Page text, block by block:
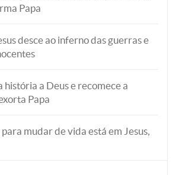
Papa
desce ao inferno das guerras e
história a Deus e recomece a
Papa
mudar de vida está em Jesus,